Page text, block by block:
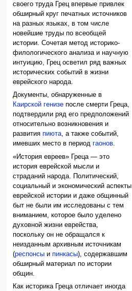
своего труда Грец впервые привлек
обширный круг печатных источников
на разных языках, в том числе
новейшие труды по всеобщей
истории. Сочетая метод историко-
филологического анализа и научную
интуицию, Грец осветил ряд важных
исторических событий в жизни
еврейского народа.
Документы, обнаруженные в
Каирской генизе после смерти Греца,
подтвердили ряд его предположений
относительно возникновения и
развитияпиюта, а также событий,
имевших место в периодгаонов.
«История евреев» Греца — это
история еврейской мысли и
страданий народа. Политический,
социальный и экономический аспекты
еврейской истории и даже общинный
быт не были им исследованы с тем
вниманием, которое было уделено
духовной жизни еврейства,
поскольку он не обращался к
неизданным архивным источникам
(респонсы ипинкасы), содержавшим
обширный материал по истории
общин.
Как историка Греца отличает иногда